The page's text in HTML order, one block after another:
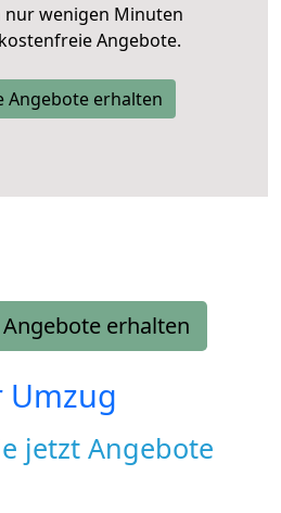
nur wenigen Minuten
Angebote.
Angebote erhalten
erhalten
Umzug
jetzt Angebote